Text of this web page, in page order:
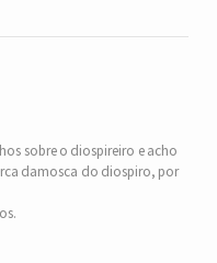
sobre o diospireiro e acho
damosca do diospiro, por